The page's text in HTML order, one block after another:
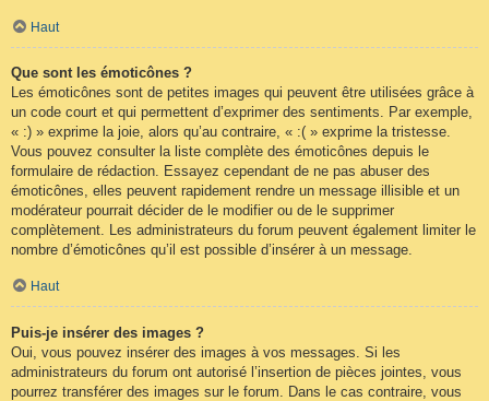
Haut
Que sont les émoticônes ?
Les émoticônes sont de petites images qui peuvent être utilisées grâce à
un code court et qui permettent d’exprimer des sentiments. Par exemple,
« :) » exprime la joie, alors qu’au contraire, « :( » exprime la tristesse.
Vous pouvez consulter la liste complète des émoticônes depuis le
formulaire de rédaction. Essayez cependant de ne pas abuser des
émoticônes, elles peuvent rapidement rendre un message illisible et un
modérateur pourrait décider de le modifier ou de le supprimer
complètement. Les administrateurs du forum peuvent également limiter le
nombre d’émoticônes qu’il est possible d’insérer à un message.
Haut
Puis-je insérer des images ?
Oui, vous pouvez insérer des images à vos messages. Si les
administrateurs du forum ont autorisé l’insertion de pièces jointes, vous
pourrez transférer des images sur le forum. Dans le cas contraire, vous